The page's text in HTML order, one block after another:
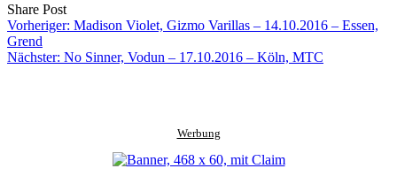
Share PostShare
on
Copy
URL
clipboard
Send
Link
eMail
Vorheriger: Madison Violet, Gizmo Varillas – 14.10.2016 – Essen,
Grend
Nächster: No Sinner, Vodun – 17.10.2016 – Köln, MTC
Werbung